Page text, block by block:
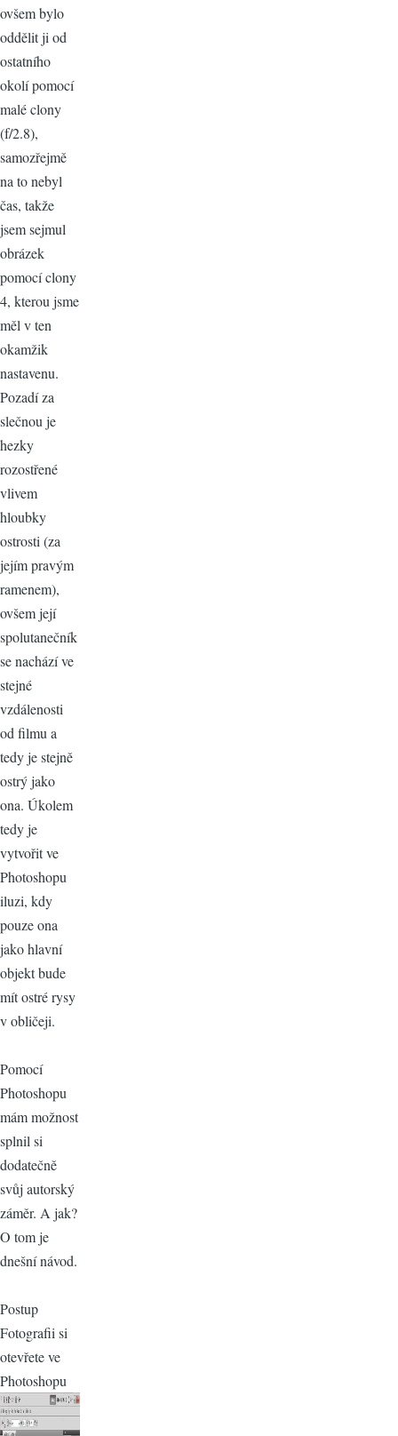
ovšem bylo
oddělit ji od
ostatního
okolí pomocí
malé clony
(f/2.8),
samozřejmě
na to nebyl
čas, takže
jsem sejmul
obrázek
pomocí clony
4, kterou jsme
měl v ten
okamžik
nastavenu.
Pozadí za
slečnou je
hezky
rozostřené
vlivem
hloubky
ostrosti (za
jejím pravým
ramenem),
ovšem její
spolutanečník
se nachází ve
stejné
vzdálenosti
od filmu a
tedy je stejně
ostrý jako
ona. Úkolem
tedy je
vytvořit ve
Photoshopu
iluzi, kdy
pouze ona
jako hlavní
objekt bude
mít ostré rysy
v obličeji.
Pomocí
Photoshopu
mám možnost
splnil si
dodatečně
svůj autorský
záměr. A jak?
O tom je
dnešní návod.
Postup
Fotografii si
otevřete ve
Photoshopu